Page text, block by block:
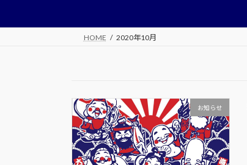
プ
動
HOME 2020年10月
お知らせ